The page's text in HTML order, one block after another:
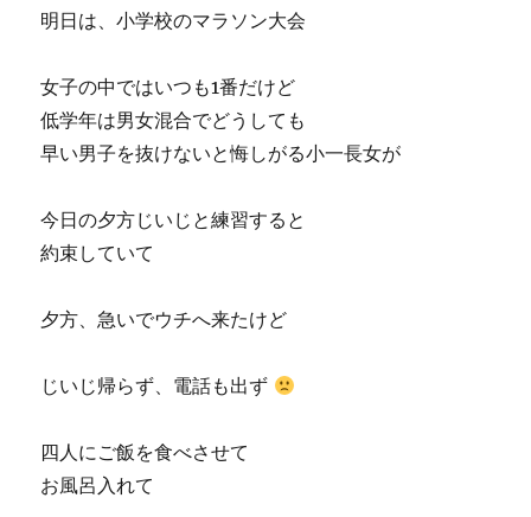
明日は、小学校のマラソン大会
女子の中ではいつも1番だけど
低学年は男女混合でどうしても
早い男子を抜けないと悔しがる小一長女が
今日の夕方じいじと練習すると
約束していて
夕方、急いでウチへ来たけど
じいじ帰らず、電話も出ず
四人にご飯を食べさせて
お風呂入れて